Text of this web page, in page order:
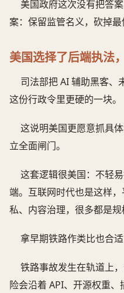
美国政府这次没有把答
案：保留监管名义，砍掉最
美国选择了后端执法
司法部把 AI 辅助黑客、
这份行政令里更硬的一块。
这说明美国更愿意抓具
立全面闸门。
这套逻辑很美国：不轻
端。互联网时代也是这样
私、内容治理，很多都是规
拿早期铁路作类比也合适
铁路事故发生在轨道上
险会沿着 API、开源权重